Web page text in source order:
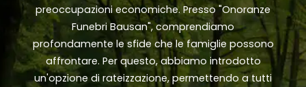
preoccupazioni economiche. Presso "Onoranze
Funebri Bausan", comprendiamo
profondamente le sfide che le famiglie possono
affrontare. Per questo, abbiamo introdotto
un'opzione di rateizzazione, permettendo a tutti